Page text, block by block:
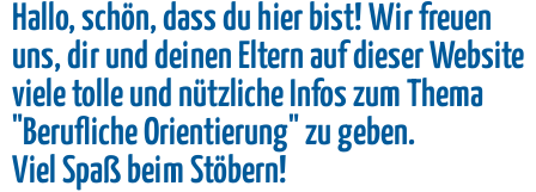
Hallo, schön, dass du hier bist! Wir freuen
uns, dir und deinen Eltern auf dieser Website
viele tolle und nützliche Infos zum Thema
"Berufliche Orientierung" zu geben.
Viel Spaß beim Stöbern!